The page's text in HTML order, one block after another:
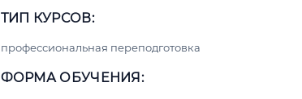
ТИП КУРСОВ:
профессиональная переподготовка
ФОРМА ОБУЧЕНИЯ: